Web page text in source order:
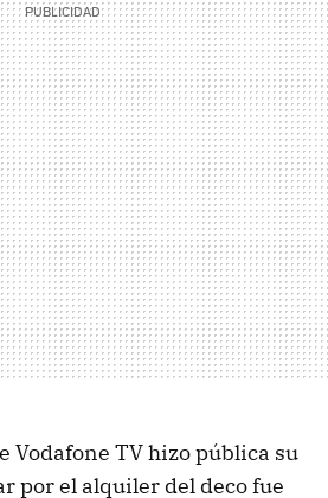
Vodafone TV hizo pública su
por el alquiler del deco fue